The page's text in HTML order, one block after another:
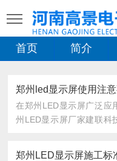
首页 简介
郑州led显示屏使用注
在郑州LED显示屏广泛应
州LED显示屏厂家建联科
郑州LED显示屏施工标